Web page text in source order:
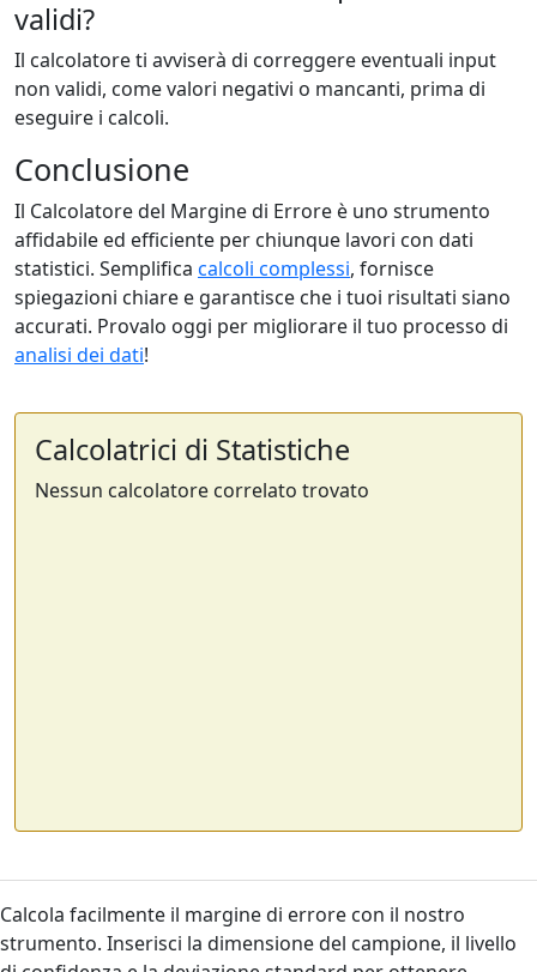
validi?
Il calcolatore ti avviserà di correggere eventuali input
non validi, come valori negativi o mancanti, prima di
eseguire i calcoli.
Conclusione
Il Calcolatore del Margine di Errore è uno strumento
affidabile ed efficiente per chiunque lavori con dati
statistici. Semplifica calcoli complessi, fornisce
spiegazioni chiare e garantisce che i tuoi risultati siano
accurati. Provalo oggi per migliorare il tuo processo di
analisi dei dati!
Calcolatrici di Statistiche
Nessun calcolatore correlato trovato
Calcola facilmente il margine di errore con il nostro
strumento. Inserisci la dimensione del campione, il livello